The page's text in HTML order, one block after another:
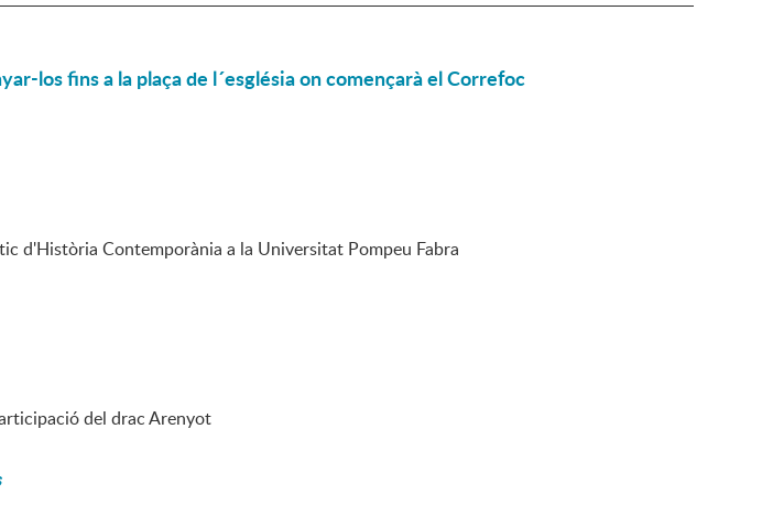
los fins a la plaça de l´església on començarà el Correfoc
d'Història Contemporània a la Universitat Pompeu Fabra
del drac Arenyot